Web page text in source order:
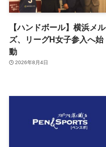
【ハンドボール】横浜メル
ズ、リーグH女子参入へ始
動
2026年8月4日